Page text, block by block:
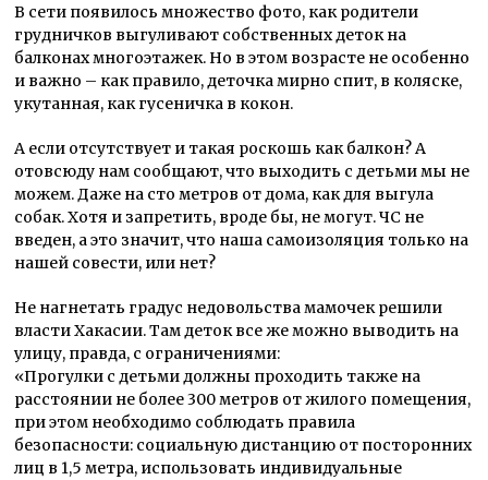
В сети появилось множество фото, как родители
грудничков выгуливают собственных деток на
балконах многоэтажек. Но в этом возрасте не особенно
и важно – как правило, деточка мирно спит, в коляске,
укутанная, как гусеничка в кокон.
А если отсутствует и такая роскошь как балкон? А
отовсюду нам сообщают, что выходить с детьми мы не
можем. Даже на сто метров от дома, как для выгула
собак. Хотя и запретить, вроде бы, не могут. ЧС не
введен, а это значит, что наша самоизоляция только на
нашей совести, или нет?
Не нагнетать градус недовольства мамочек решили
власти Хакасии. Там деток все же можно выводить на
улицу, правда, с ограничениями:
«Прогулки с детьми должны проходить также на
расстоянии не более 300 метров от жилого помещения,
при этом необходимо соблюдать правила
безопасности: социальную дистанцию от посторонних
лиц в 1,5 метра, использовать индивидуальные